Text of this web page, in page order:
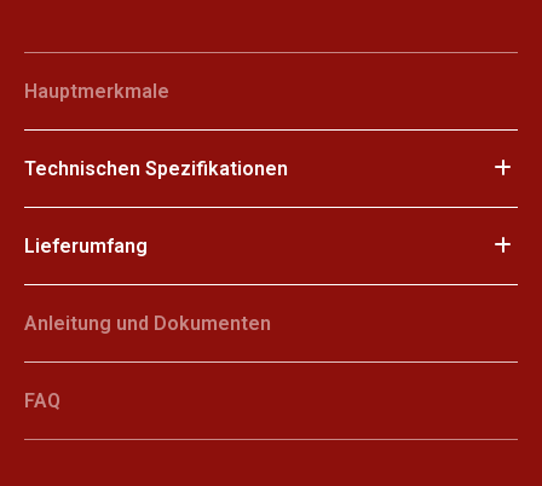
Hauptmerkmale
Technischen Spezifikationen
Lieferumfang
Anleitung und Dokumenten
FAQ